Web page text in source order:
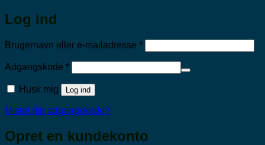
Log ind
Brugernavn eller e-mailadresse *Påkrævet
Adgangskode *Påkrævet
Husk mig Log ind
Mistet din adgangskode?
Opret en kundekonto